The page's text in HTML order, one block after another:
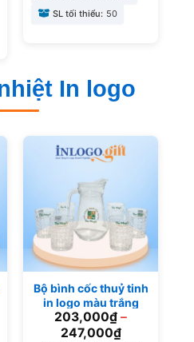
SL tối thiểu: 50
In logo
Bộ bình cốc thuỷ tinh
in logo màu trắng
trong suốt BBL-07
203,000₫ –
247,000₫